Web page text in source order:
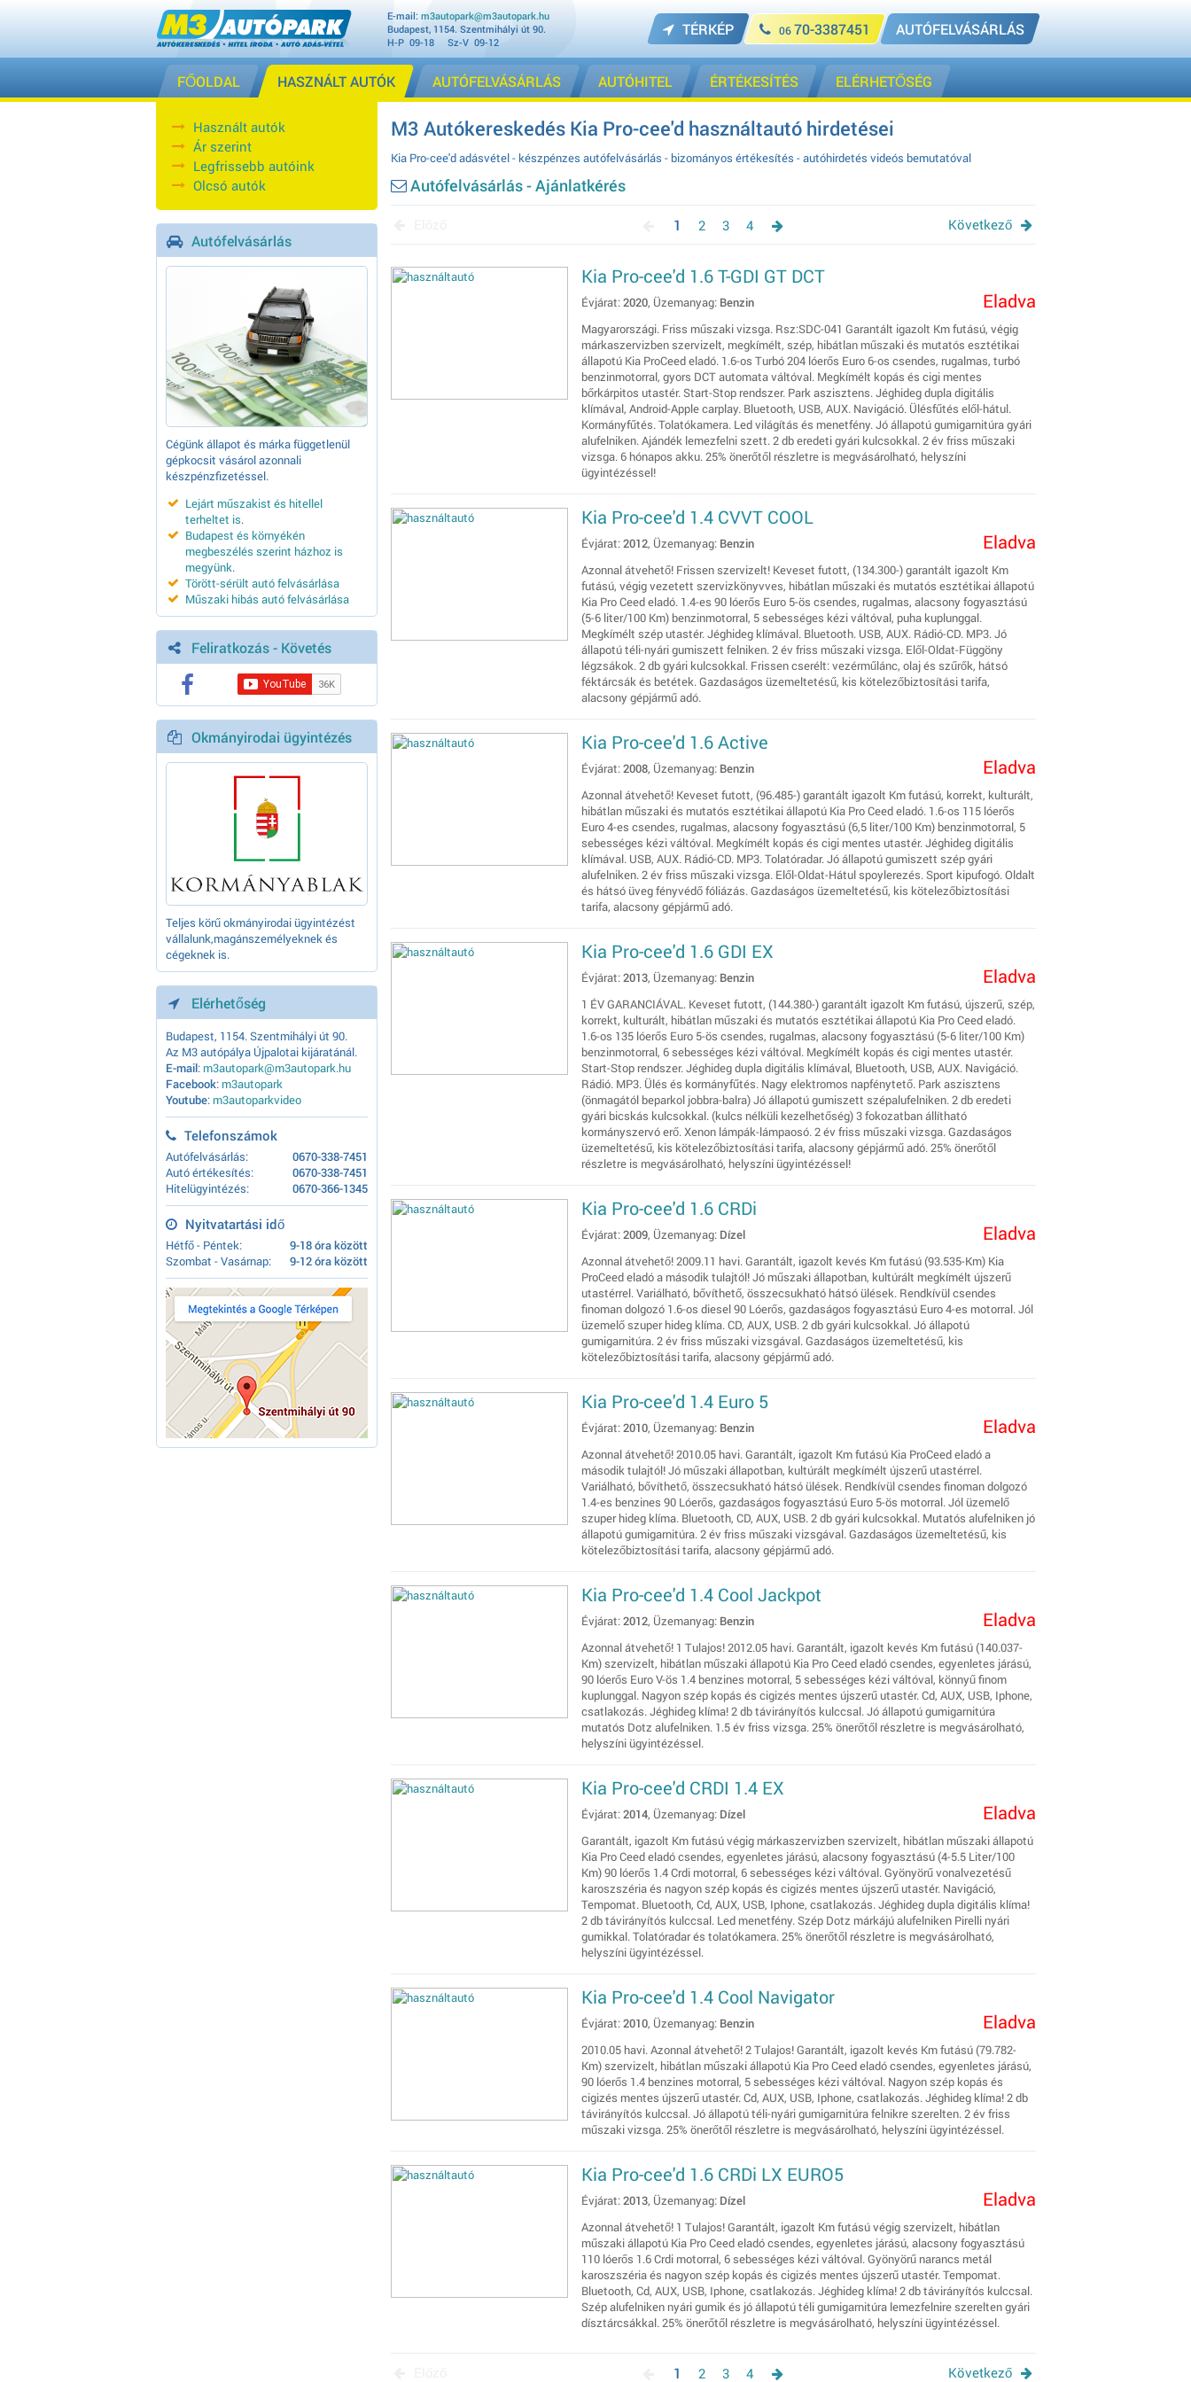
E-mail: m3autopark@m3autopark.hu
Budapest, 1154. Szentmihályi út 90.
H-P 09-18 Sz-V 09-12
TÉRKÉP 0670-3387451 AUTÓFELVÁSÁRLÁS
FŐOLDAL HASZNÁLT AUTÓK AUTÓFELVÁSÁRLÁS AUTÓHITEL ÉRTÉKESÍTÉS ELÉRHETŐSÉG
Használt autók
Ár szerint
Legfrissebb autóink
Olcsó autók
Autófelvásárlás
Cégünk állapot és márka függetlenül
gépkocsit vásárol azonnali
készpénzfizetéssel.
Lejárt műszakist és hitellel
terheltet is.
Budapest és környékén
megbeszélés szerint házhoz is
megyünk.
Törött-sérült autó felvásárlása
Műszaki hibás autó felvásárlása
Feliratkozás - Követés
Okmányirodai ügyintézés
Teljes körű okmányirodai ügyintézést
vállalunk,magánszemélyeknek és
cégeknek is.
Elérhetőség
Budapest, 1154. Szentmihályi út 90.
Az M3 autópálya Újpalotai kijáratánál.
E-mail: m3autopark@m3autopark.hu
Facebook: m3autopark
Youtube: m3autoparkvideo
Telefonszámok
Autófelvásárlás:
0670-338-7451
Autó értékesítés:
0670-338-7451
Hitelügyintézés:
0670-366-1345
Nyitvatartási idő
Hétfő - Péntek:
9-18 óra között
Szombat - Vasárnap:
9-12 óra között
M3 Autókereskedés Kia Pro-cee'd használtautó hirdetései
Kia Pro-cee'd adásvétel - készpénzes autófelvásárlás - bizományos értékesítés - autóhirdetés videós bemutatóval
Autófelvásárlás - Ajánlatkérés
1 2 3 4 Következő
Kia Pro-cee'd 1.6 T-GDI GT DCT
Eladva
Évjárat:2020, Üzemanyag: Benzin
Magyarországi. Friss műszaki vizsga. Rsz:SDC-041 Garantált igazolt Km futású, végig
márkaszervizben szervizelt, megkímélt, szép, hibátlan műszaki és mutatós esztétikai
állapotú Kia ProCeed eladó. 1.6-os Turbó 204 lóerős Euro 6-os csendes, rugalmas, turbó
benzinmotorral, gyors DCT automata váltóval. Megkímélt kopás és cigi mentes
bőrkárpitos utastér. Start-Stop rendszer. Park aszisztens. Jéghideg dupla digitális
klímával, Android-Apple carplay. Bluetooth, USB, AUX. Navigáció. Ülésfűtés elől-hátul.
Kormányfűtés. Tolatókamera. Led világítás és menetfény. Jó állapotú gumigarnitúra gyári
alufelniken. Ajándék lemezfelni szett. 2 db eredeti gyári kulcsokkal. 2 év friss műszaki
vizsga. 6 hónapos akku. 25% önerőtől részletre is megvásárolható, helyszíni
ügyintézéssel!
Kia Pro-cee'd 1.4 CVVT COOL
Eladva
Évjárat:2012, Üzemanyag: Benzin
Azonnal átvehető! Frissen szervizelt! Keveset futott, (134.300-) garantált igazolt Km
futású, végig vezetett szervizkönyvves, hibátlan műszaki és mutatós esztétikai állapotú
Kia Pro Ceed eladó. 1.4-es 90 lóerős Euro 5-ös csendes, rugalmas, alacsony fogyasztású
(5-6 liter/100 Km) benzinmotorral, 5 sebességes kézi váltóval, puha kuplunggal.
Megkímélt szép utastér. Jéghideg klímával. Bluetooth. USB, AUX. Rádió-CD. MP3. Jó
állapotú téli-nyári gumiszett felniken. 2 év friss műszaki vizsga. Elől-Oldat-Függöny
légzsákok. 2 db gyári kulcsokkal. Frissen cserélt: vezérműlánc, olaj és szűrők, hátsó
féktárcsák és betétek. Gazdaságos üzemeltetésű, kis kötelezőbiztosítási tarifa,
alacsony gépjármű adó.
Kia Pro-cee'd 1.6 Active
Eladva
Évjárat:2008, Üzemanyag: Benzin
Azonnal átvehető! Keveset futott, (96.485-) garantált igazolt Km futású, korrekt, kulturált,
hibátlan műszaki és mutatós esztétikai állapotú Kia Pro Ceed eladó. 1.6-os 115 lóerős
Euro 4-es csendes, rugalmas, alacsony fogyasztású (6,5 liter/100 Km) benzinmotorral, 5
sebességes kézi váltóval. Megkímélt kopás és cigi mentes utastér. Jéghideg digitális
klímával. USB, AUX. Rádió-CD. MP3. Tolatóradar. Jó állapotú gumiszett szép gyári
alufelniken. 2 év friss műszaki vizsga. Elől-Oldat-Hátul spoylerezés. Sport kipufogó. Oldalt
és hátsó üveg fényvédő fóliázás. Gazdaságos üzemeltetésű, kis kötelezőbiztosítási
tarifa, alacsony gépjármű adó.
Kia Pro-cee'd 1.6 GDI EX
Eladva
Évjárat:2013, Üzemanyag: Benzin
1 ÉV GARANCIÁVAL. Keveset futott, (144.380-) garantált igazolt Km futású, újszerű, szép,
korrekt, kulturált, hibátlan műszaki és mutatós esztétikai állapotú Kia Pro Ceed eladó.
1.6-os 135 lóerős Euro 5-ös csendes, rugalmas, alacsony fogyasztású (5-6 liter/100 Km)
benzinmotorral, 6 sebességes kézi váltóval. Megkímélt kopás és cigi mentes utastér.
Start-Stop rendszer. Jéghideg dupla digitális klímával, Bluetooth, USB, AUX. Navigáció.
Rádió. MP3. Ülés és kormányfűtés. Nagy elektromos napfénytető. Park aszisztens
(önmagától beparkol jobbra-balra) Jó állapotú gumiszett szépalufelniken. 2 db eredeti
gyári bicskás kulcsokkal. (kulcs nélküli kezelhetőség) 3 fokozatban állítható
kormányszervó erő. Xenon lámpák-lámpaosó. 2 év friss műszaki vizsga. Gazdaságos
üzemeltetésű, kis kötelezőbiztosítási tarifa, alacsony gépjármű adó. 25% önerőtől
részletre is megvásárolható, helyszíni ügyintézéssel!
Kia Pro-cee'd 1.6 CRDi
Eladva
Évjárat:2009, Üzemanyag: Dízel
Azonnal átvehető! 2009.11 havi. Garantált, igazolt kevés Km futású (93.535-Km) Kia
ProCeed eladó a második tulajtól! Jó műszaki állapotban, kultúrált megkímélt újszerű
utastérrel. Variálható, bővíthető, összecsukható hátsó ülések. Rendkívül csendes
finoman dolgozó 1.6-os diesel 90 Lóerős, gazdaságos fogyasztású Euro 4-es motorral. Jól
üzemelő szuper hideg klíma. CD, AUX, USB. 2 db gyári kulcsokkal. Jó állapotú
gumigarnitúra. 2 év friss műszaki vizsgával. Gazdaságos üzemeltetésű, kis
kötelezőbiztosítási tarifa, alacsony gépjármű adó.
Kia Pro-cee'd 1.4 Euro 5
Eladva
Évjárat:2010, Üzemanyag: Benzin
Azonnal átvehető! 2010.05 havi. Garantált, igazolt Km futású Kia ProCeed eladó a
második tulajtól! Jó műszaki állapotban, kultúrált megkímélt újszerű utastérrel.
Variálható, bővíthető, összecsukható hátsó ülések. Rendkívül csendes finoman dolgozó
1.4-es benzines 90 Lóerős, gazdaságos fogyasztású Euro 5-ös motorral. Jól üzemelő
szuper hideg klíma. Bluetooth, CD, AUX, USB. 2 db gyári kulcsokkal. Mutatós alufelniken jó
állapotú gumigarnitúra. 2 év friss műszaki vizsgával. Gazdaságos üzemeltetésű, kis
kötelezőbiztosítási tarifa, alacsony gépjármű adó.
Kia Pro-cee'd 1.4 Cool Jackpot
Eladva
Évjárat:2012, Üzemanyag: Benzin
Azonnal átvehető! 1 Tulajos! 2012.05 havi. Garantált, igazolt kevés Km futású (140.037-
Km) szervizelt, hibátlan műszaki állapotú Kia Pro Ceed eladó csendes, egyenletes járású,
90 lóerős Euro V-ös 1.4 benzines motorral, 5 sebességes kézi váltóval, könnyű finom
kuplunggal. Nagyon szép kopás és cigizés mentes újszerű utastér. Cd, AUX, USB, Iphone,
csatlakozás. Jéghideg klíma! 2 db távirányítós kulccsal. Jó állapotú gumigarnitúra
mutatós Dotz alufelniken. 1.5 év friss vizsga. 25% önerőtől részletre is megvásárolható,
helyszíni ügyintézéssel.
Kia Pro-cee'd CRDI 1.4 EX
Eladva
Évjárat:2014, Üzemanyag: Dízel
Garantált, igazolt Km futású végig márkaszervizben szervizelt, hibátlan műszaki állapotú
Kia Pro Ceed eladó csendes, egyenletes járású, alacsony fogyasztású (4-5.5 Liter/100
Km) 90 lóerős 1.4 Crdi motorral, 6 sebességes kézi váltóval. Gyönyörű vonalvezetésű
karoszszéria és nagyon szép kopás és cigizés mentes újszerű utastér. Navigáció,
Tempomat. Bluetooth, Cd, AUX, USB, Iphone, csatlakozás. Jéghideg dupla digitális klíma!
2 db távirányítós kulccsal. Led menetfény. Szép Dotz márkájú alufelniken Pirelli nyári
gumikkal. Tolatóradar és tolatókamera. 25% önerőtől részletre is megvásárolható,
helyszíni ügyintézéssel.
Kia Pro-cee'd 1.4 Cool Navigator
Eladva
Évjárat:2010, Üzemanyag: Benzin
2010.05 havi. Azonnal átvehető! 2 Tulajos! Garantált, igazolt kevés Km futású (79.782-
Km) szervizelt, hibátlan műszaki állapotú Kia Pro Ceed eladó csendes, egyenletes járású,
90 lóerős 1.4 benzines motorral, 5 sebességes kézi váltóval. Nagyon szép kopás és
cigizés mentes újszerű utastér. Cd, AUX, USB, Iphone, csatlakozás. Jéghideg klíma! 2 db
távirányítós kulccsal. Jó állapotú téli-nyári gumigarnitúra felnikre szerelten. 2 év friss
műszaki vizsga. 25% önerőtől részletre is megvásárolható, helyszíni ügyintézéssel.
Kia Pro-cee'd 1.6 CRDi LX EURO5
Eladva
Évjárat:2013, Üzemanyag: Dízel
Azonnal átvehető! 1 Tulajos! Garantált, igazolt Km futású végig szervizelt, hibátlan
műszaki állapotú Kia Pro Ceed eladó csendes, egyenletes járású, alacsony fogyasztású
110 lóerős 1.6 Crdi motorral, 6 sebességes kézi váltóval. Gyönyörű narancs metál
karoszszéria és nagyon szép kopás és cigizés mentes újszerű utastér. Tempomat.
Bluetooth, Cd, AUX, USB, Iphone, csatlakozás. Jéghideg klíma! 2 db távirányítós kulccsal.
Szép alufelniken nyári gumik és jó állapotú téli gumigarnitúra lemezfelnire szerelten gyári
dísztárcsákkal. 25% önerőtől részletre is megvásárolható, helyszíni ügyintézéssel.
1 2 3 4 Következő